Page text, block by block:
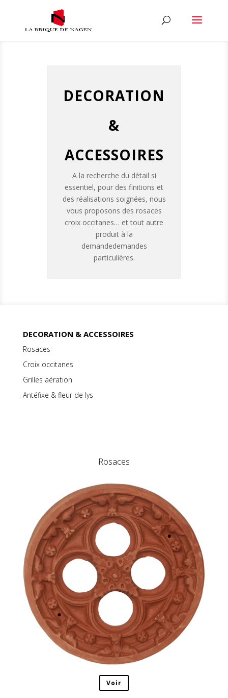
DECORATION
&
ACCESSOIRES
A la recherche du détail si
essentiel, pour des finitions et
des réalisations soignées, nous
vous proposons des rosaces
croix occitanes… et tout autre
produit à la
demandedemandes
particulières.
DECORATION & ACCESSOIRES
Rosaces
Croix occitanes
Grilles aération
Antéfixe & fleur de lys
Rosaces
Voir